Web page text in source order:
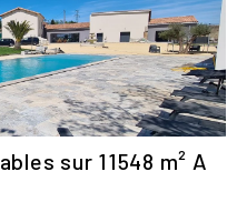
sur 11548 m² A